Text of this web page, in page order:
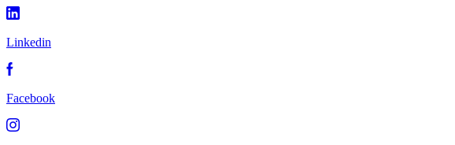
Linkedin
Facebook